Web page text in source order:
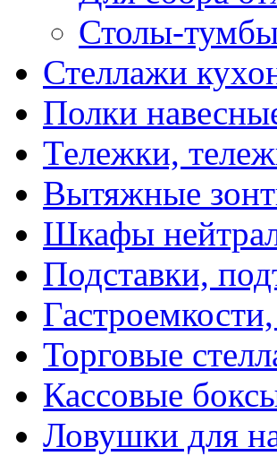
Столы-
Стеллажи
Полки
Тележки,
Вытяжные
Шкафы
Подставки,
Торговые
Кассовые
Ловушки для